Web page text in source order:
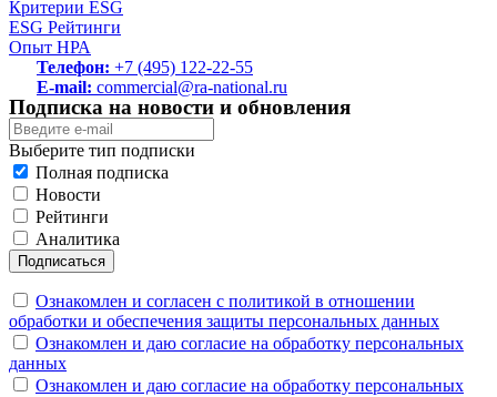
Критерии ESG
ESG Рейтинги
Опыт НРА
Телефон: +7 (495) 122-22-55
E-mail: commercial@ra-national.ru
Подписка на новости и обновления
Выберите тип подписки
Полная подписка
Новости
Рейтинги
Аналитика
Подписаться
Ознакомлен и согласен с политикой в отношении
обработки и обеспечения защиты персональных данных
Ознакомлен и даю согласие на обработку персональных
данных
Ознакомлен и даю согласие на обработку персональных